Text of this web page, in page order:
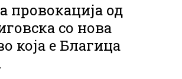
провокација од
со нова
која е Благица